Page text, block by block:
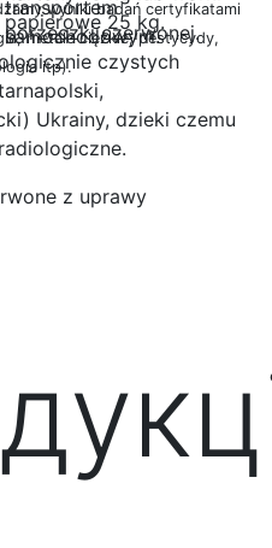
czerwonej.
czystych
Ukrainy, dzieki czemu
z uprawy
papierowe 25 kg.
wyniki badań certyfikatami
metale ciężkie, pestycydy,
itp).
transportem
samochodowym.